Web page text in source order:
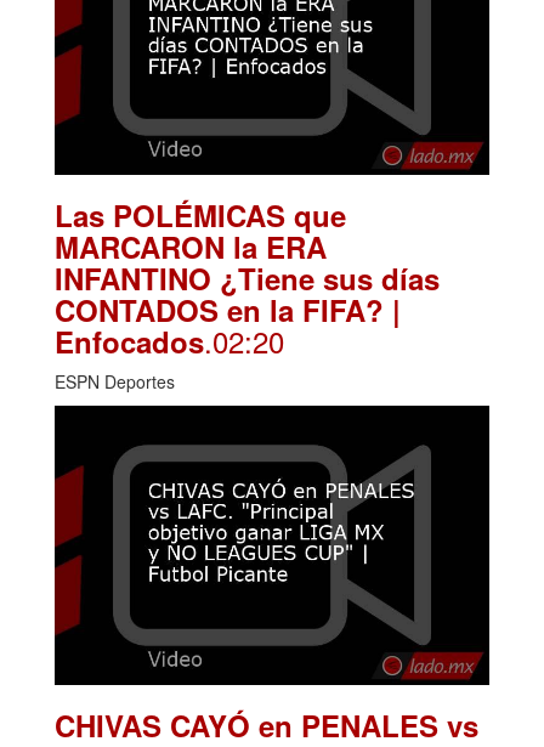
Las POLÉMICAS que
MARCARON la ERA
INFANTINO ¿Tiene sus días
CONTADOS en la FIFA? |
Enfocados.02:20
ESPN Deportes
CHIVAS CAYÓ en PENALES vs